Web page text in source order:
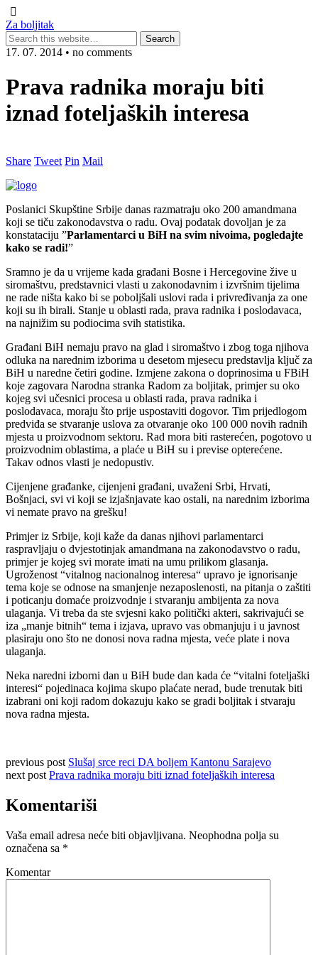
Za boljitak
17. 07. 2014 • no comments
Prava radnika moraju biti
iznad foteljaških interesa
Share Tweet Pin Mail
Poslanici Skupštine Srbije danas razmatraju oko 200 amandmana
koji se tiču zakonodavstva o radu. Ovaj podatak dovoljan je za
konstataciju ”Parlamentarci u BiH na svim nivoima, pogledajte
kako se radi!”
Sramno je da u vrijeme kada građani Bosne i Hercegovine žive u
siromaštvu, predstavnici vlasti u zakonodavnim i izvršnim tijelima
ne rade ništa kako bi se poboljšali uslovi rada i privređivanja za one
koji su ih birali. Stanje u oblasti rada, prava radnika i poslodavaca,
na najnižim su podiocima svih statistika.
Građani BiH nemaju pravo na glad i siromaštvo i zbog toga njihova
odluka na narednim izborima u desetom mjesecu predstavlja ključ za
BiH u naredne četiri godine. Izmjene zakona o doprinosima u FBiH
koje zagovara Narodna stranka Radom za boljitak, primjer su oko
kojeg svi učesnici procesa u oblasti rada, prava radnika i
poslodavaca, moraju što prije uspostaviti dogovor. Tim prijedlogom
predviđa se stvaranje uslova za otvaranje oko 100 000 novih radnih
mjesta u proizvodnom sektoru. Rad mora biti rasterećen, pogotovo u
proizvodnim oblastima, a plaće u BiH su i previse opterećene.
Takav odnos vlasti je nedopustiv.
Cijenjene građanke, cijenjeni građani, uvaženi Srbi, Hrvati,
Bošnjaci, svi vi koji se izjašnjavate kao ostali, na narednim izborima
vi nemate pravo na grešku!
Primjer iz Srbije, koji kaže da danas njihovi parlamentarci
raspravljaju o dvjestotinjak amandmana na zakonodavstvo o radu,
primjer je kojeg svi morate imati na umu prilikom glasanja.
Ugroženost “vitalnog nacionalnog interesa“ upravo je ignorisanje
tema koje se odnose na smanjenje nezaposlenosti, na pitanja o zaštiti
i poticanju domaće proizvodnje i stvaranju ambijenta za nova
ulaganja. Vi treba da ste svjesni kako politički akteri, sakrivajući se
iza „manje bitnih“ tema i izjava, upravo vas obmanjuju i u javnost
plasiraju ono što ne donosi nova radna mjesta, veće plate i nova
ulaganja.
Neka naredni izborni dan u BiH bude dan kada će “vitalni foteljaški
interesi“ pojedinaca kojima skupo plaćate nerad, bude trenutak biti
izabrani oni koji radom dokazuju kako se gradi boljitak i stvaraju
nova radna mjesta.
previous post Slušaj srce reci DA boljem Kantonu Sarajevo
next post Prava radnika moraju biti iznad foteljaških interesa
Komentariši
Vaša email adresa neće biti objavljivana. Neophodna polja su
označena sa *
Komentar